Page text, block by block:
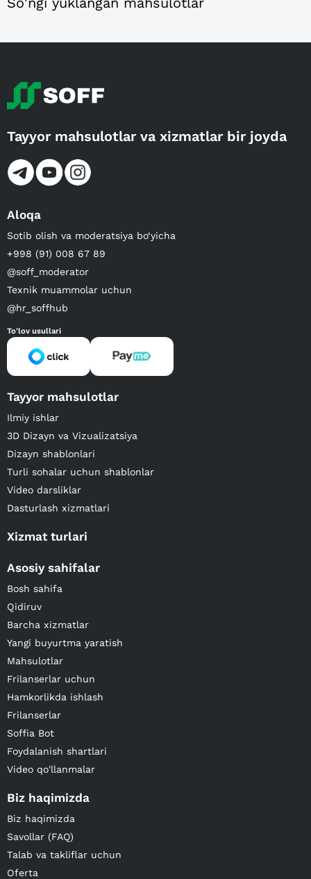
Tayyor mahsulotlar va xizmatlar bir joyda
Aloqa
Sotib olish va moderatsiya bo‘yicha
+998 (91) 008 67 89
@soff_moderator
Texnik muammolar uchun
@hr_soffhub
To'lov usullari
Tayyor mahsulotlar
Ilmiy ishlar
3D Dizayn va Vizualizatsiya
Dizayn shablonlari
Turli sohalar uchun shablonlar
Video darsliklar
Dasturlash xizmatlari
Xizmat turlari
Asosiy sahifalar
Bosh sahifa
Qidiruv
Barcha xizmatlar
Yangi buyurtma yaratish
Mahsulotlar
Frilanserlar uchun
Hamkorlikda ishlash
Frilanserlar
Soffia Bot
Foydalanish shartlari
Video qo'llanmalar
Biz haqimizda
Biz haqimizda
Savollar (FAQ)
Talab va takliflar uchun
Oferta